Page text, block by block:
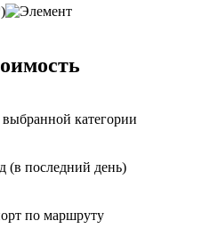
категории
(в последний день)
по маршруту